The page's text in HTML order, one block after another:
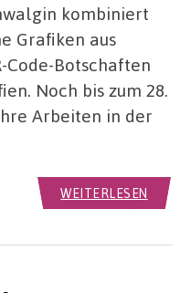
kombiniert
Grafiken aus
Botschaften
Noch bis zum 28.
Arbeiten in der
WEITERLESEN